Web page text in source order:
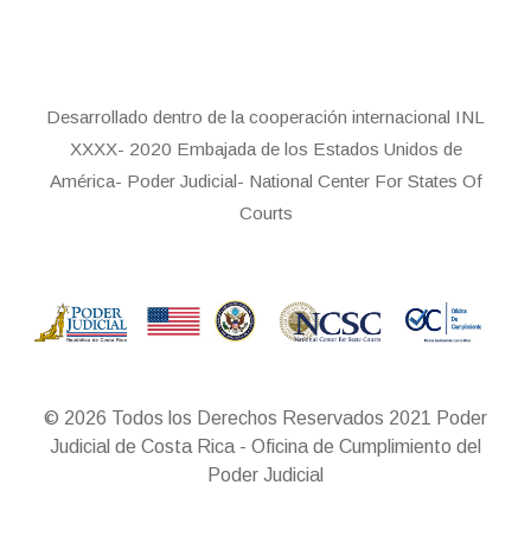
Desarrollado dentro de la cooperación internacional INL
XXXX- 2020 Embajada de los Estados Unidos de
América- Poder Judicial- National Center For States Of
Courts
© 2026 Todos los Derechos Reservados 2021 Poder
Judicial de Costa Rica - Oficina de Cumplimiento del
Poder Judicial